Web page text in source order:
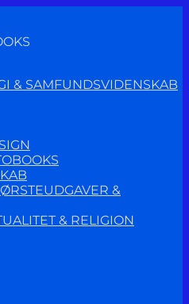
& SAMFUNDSVIDENSKAB
&
& RELIGION